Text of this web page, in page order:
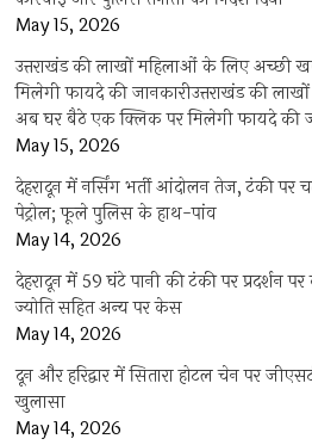
May 15, 2026
उत्तराखंड की लाखों महिलाओं के लिए
मिलेगी फायदे की जानकारीउत्तराखंड की
अब घर बैठे एक क्लिक पर मिलेगी फायदे की
May 15, 2026
देहरादून में नर्सिंग भर्ती आंदोलन तेज, टंकी पर
पेट्रोल; फूले पुलिस के हाथ-पांव
May 14, 2026
देहरादून में 59 घंटे पानी की टंकी पर प्रदर्शन पर
ज्योति सहित अन्य पर केस
May 14, 2026
दून और हरिद्वार में सितारा होटल चेन पर
खुलासा
May 14, 2026